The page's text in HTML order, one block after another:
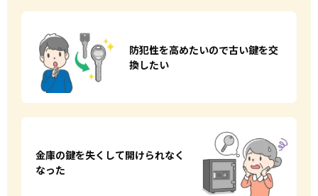
防犯性を高めたいので古い鍵を交
換したい
金庫の鍵を失くして開けられなく
なった